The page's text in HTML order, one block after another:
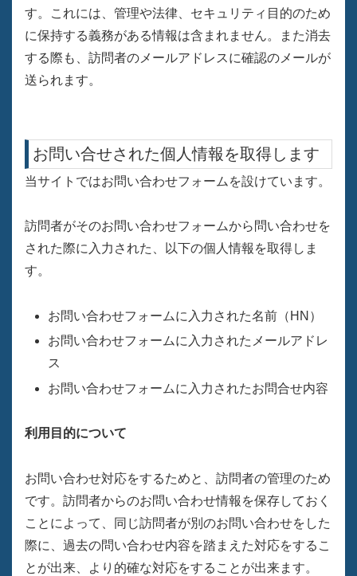
す。これには、管理や法律、セキュリティ目的のため
に保持する義務がある情報は含まれません。また消去
する際も、訪問者のメールアドレスに確認のメールが
送られます。
お問い合せされた個人情報を取得します
当サイトではお問い合わせフォームを設けています。
訪問者がそのお問い合わせフォームから問い合わせを
された際に入力された、以下の個人情報を取得しま
す。
お問い合わせフォームに入力された名前（HN）
お問い合わせフォームに入力されたメールアドレ
ス
お問い合わせフォームに入力されたお問合せ内容
利用目的について
お問い合わせ対応をするためと、訪問者の管理のため
です。訪問者からのお問い合わせ情報を保存しておく
ことによって、同じ訪問者が別のお問い合わせをした
際に、過去の問い合わせ内容を踏まえた対応をするこ
とが出来、より的確な対応をすることが出来ます。